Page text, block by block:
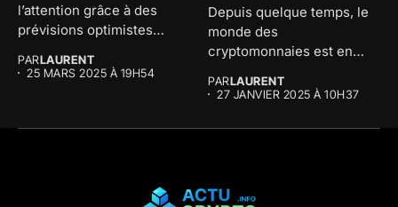
l’attention grâce à des
prévisions optimistes
PARLAURENT
25 MARS 2025 À 19H54
Depuis quelque temps, le
monde des
cryptomonnaies est en
PARLAURENT
27 JANVIER 2025 À 10H37